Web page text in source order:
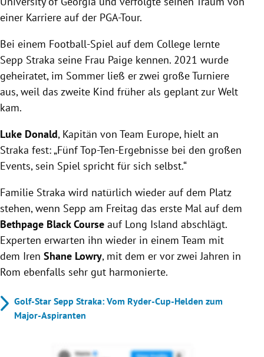
einer Karriere auf der PGA-Tour.
Bei einem Football-Spiel auf dem College lernte
Sepp Straka seine Frau Paige kennen. 2021 wurde
geheiratet, im Sommer ließ er zwei große Turniere
aus, weil das zweite Kind früher als geplant zur Welt
kam.
Luke Donald, Kapitän von Team Europe, hielt an
Straka fest: „Fünf Top-Ten-Ergebnisse bei den großen
Events, sein Spiel spricht für sich selbst.“
Familie Straka wird natürlich wieder auf dem Platz
stehen, wenn Sepp am Freitag das erste Mal auf dem
Bethpage Black Course auf Long Island abschlägt.
Experten erwarten ihn wieder in einem Team mit
dem Iren Shane Lowry, mit dem er vor zwei Jahren in
Rom ebenfalls sehr gut harmonierte.
Golf-Star Sepp Straka: Vom Ryder-Cup-Helden zum
Major-Aspiranten